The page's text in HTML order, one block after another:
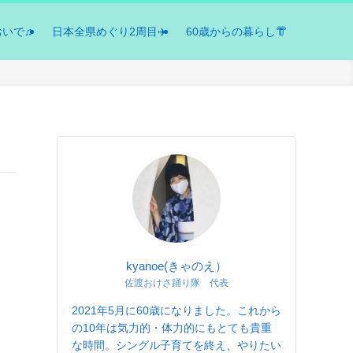
いで♫ 日本全県めぐり2周目✈️ 60歳からの暮らし👘
kyanoe(きゃのえ）
佐渡おけさ踊り隊 代表
2021年5月に60歳になりました。これから
の10年は気力的・体力的にもとても貴重
な時間。シングル子育てを終え、やりたい